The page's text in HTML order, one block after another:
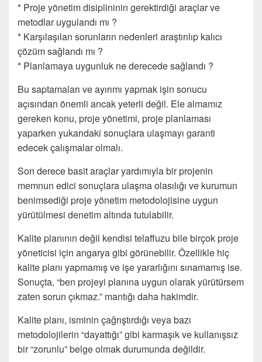
* Proje yönetim disiplininin gerektirdiği araçlar ve
metodlar uygulandı mı ?
* Karşılaşılan sorunların nedenleri araştırılıp kalıcı
çözüm sağlandı mı ?
* Planlamaya uygunluk ne derecede sağlandı ?
Bu saptamaları ve ayırımı yapmak işin sonucu
açısından önemli ancak yeterli değil. Ele almamız
gereken konu, proje yönetimi, proje planlaması
yaparken yukarıdaki sonuçlara ulaşmayı garanti
edecek çalışmalar olmalı.
Son derece basit araçlar yardımıyla bir projenin
memnun edici sonuçlara ulaşma olasılığı ve kurumun
benimsediği proje yönetim metodolojisine uygun
yürütülmesi denetim altında tutulabilir.
Kalite planının değil kendisi telaffuzu bile birçok proje
yöneticisi için angarya gibi görünebilir. Özellikle hiç
kalite planı yapmamış ve işe yararlığını sınamamış ise.
Sonuçta, “ben projeyi planına uygun olarak yürütürsem
zaten sorun çıkmaz.” mantığı daha hakimdir.
Kalite planı, isminin çağrıştırdığı veya bazı
metodolojilerin “dayattığı” gibi karmaşık ve kullanışsız
bir “zorunlu” belge olmak durumunda değildir.